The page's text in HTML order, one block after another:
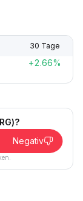
30 Tage
+2.66%
Negativ